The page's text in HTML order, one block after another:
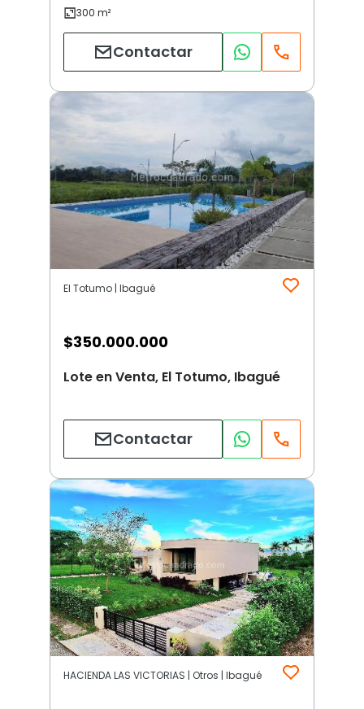
Contactar
El Totumo | Ibagué
$350.000.000
Lote en Venta, El Totumo, Ibagué
Contactar
HACIENDA LAS VICTORIAS | Otros | Ibagué